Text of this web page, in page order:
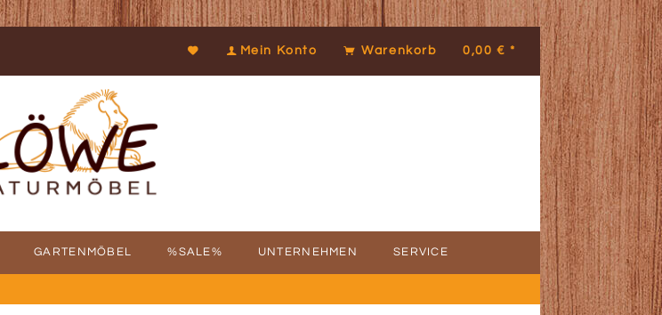
Mein Konto Warenkorb 0,00 € *
GARTENMÖBEL %SALE% UNTERNEHMEN SERVICE